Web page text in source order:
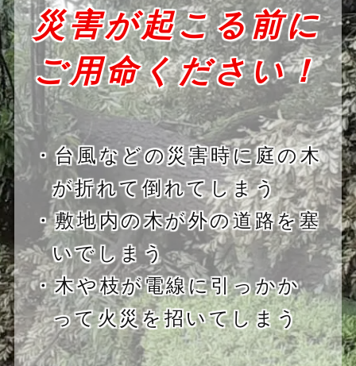
災害が起こる前に
ご用命ください！
・台風などの災害時に庭の木
が折れて倒れてしまう
・敷地内の木が外の道路を塞
いでしまう
・木や枝が電線に引っかか
って火災を招いてしまう